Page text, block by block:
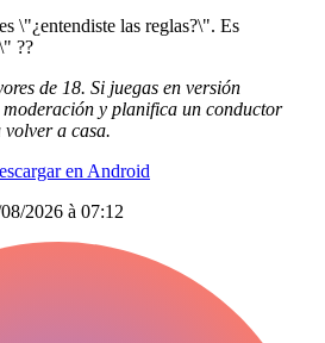
\"¿entendiste las reglas?\". Es
??
de 18. Si juegas en versión
y planifica un conductor
a casa.
en Android
2026 à 07:12